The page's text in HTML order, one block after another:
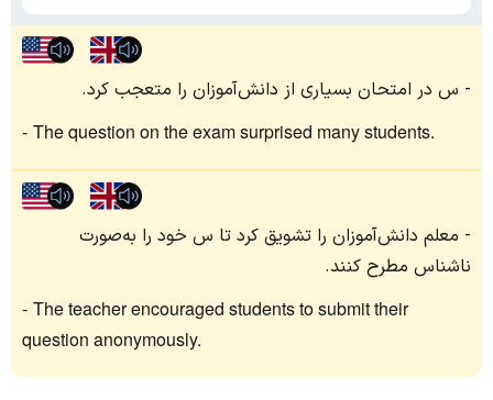
س در امتحان بسیاری از دانش‌آموزان را متعجب کرد.
The question on the exam surprised many students.
معلم دانش‌آموزان را تشویق کرد تا س خود را به‌صورت
ناشناس مطرح کنند.
The teacher encouraged students to submit their
question anonymously.